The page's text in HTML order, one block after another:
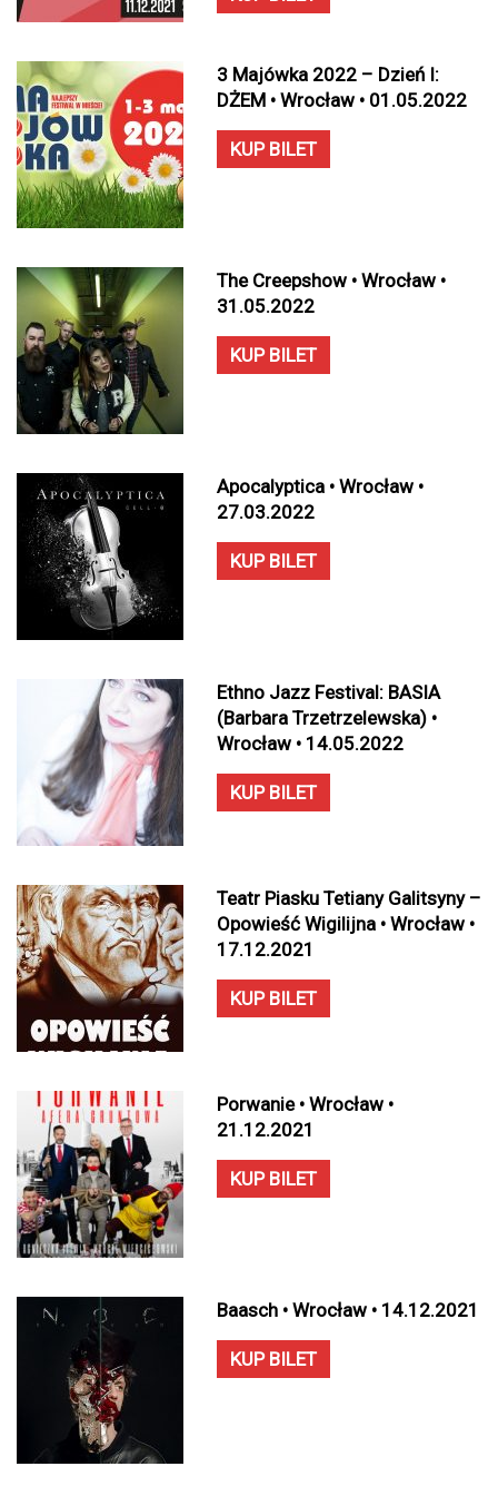
3 Majówka 2022 – Dzień I:
DŻEM • Wrocław • 01.05.2022
KUP BILET
The Creepshow • Wrocław •
31.05.2022
KUP BILET
Apocalyptica • Wrocław •
27.03.2022
KUP BILET
Ethno Jazz Festival: BASIA
(Barbara Trzetrzelewska) •
Wrocław • 14.05.2022
KUP BILET
Teatr Piasku Tetiany Galitsyny –
Opowieść Wigilijna • Wrocław •
17.12.2021
KUP BILET
Porwanie • Wrocław •
21.12.2021
KUP BILET
Baasch • Wrocław • 14.12.2021
KUP BILET